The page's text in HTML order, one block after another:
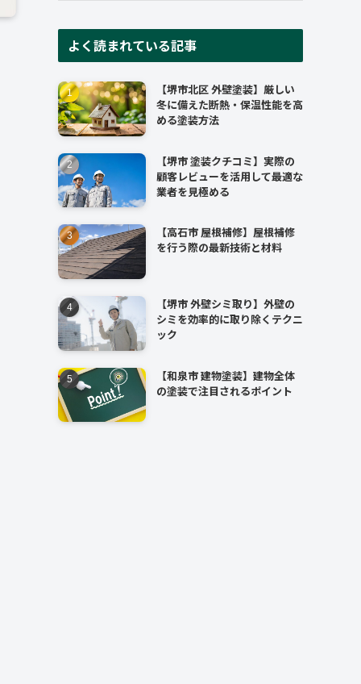
よく読まれている記事
【堺市北区 外壁塗装】厳しい
冬に備えた断熱・保温性能を高
める塗装方法
【堺市 塗装クチコミ】実際の
顧客レビューを活用して最適な
業者を見極める
【高石市 屋根補修】屋根補修
を行う際の最新技術と材料
【堺市 外壁シミ取り】外壁の
シミを効率的に取り除くテクニ
ック
【和泉市 建物塗装】建物全体
の塗装で注目されるポイント